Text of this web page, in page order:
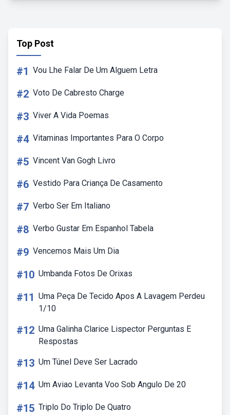
Top Post
#1 Vou Lhe Falar De Um Alguem Letra
#2 Voto De Cabresto Charge
#3 Viver A Vida Poemas
#4 Vitaminas Importantes Para O Corpo
#5 Vincent Van Gogh Livro
#6 Vestido Para Criança De Casamento
#7 Verbo Ser Em Italiano
#8 Verbo Gustar Em Espanhol Tabela
#9 Vencemos Mais Um Dia
#10 Umbanda Fotos De Orixas
#11 Uma Peça De Tecido Apos A Lavagem Perdeu
1/10
#12 Uma Galinha Clarice Lispector Perguntas E
Respostas
#13 Um Túnel Deve Ser Lacrado
#14 Um Aviao Levanta Voo Sob Angulo De 20
#15 Triplo Do Triplo De Quatro